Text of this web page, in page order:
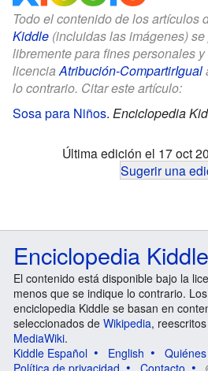
Todo el contenido de los artículos
Kiddle (incluidas las imágenes)
libremente para fines personales
licenciaAtribución-CompartirIgual
lo contrario. Citar este artículo:
Sosa para Niños. Enciclopedia
Última edición el 17 oct
Sugerir una
Enciclopedia Kiddle
El contenido está disponible bajo la
menos que se indique lo contrario.
enciclopedia Kiddle se basan en
seleccionados de Wikipedia,
MediaWiki.
Kiddle Español
English